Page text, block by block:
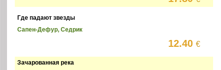
Где падают звезды
Сапен-Дефур, Седрик
12.40€
Зачарованная река